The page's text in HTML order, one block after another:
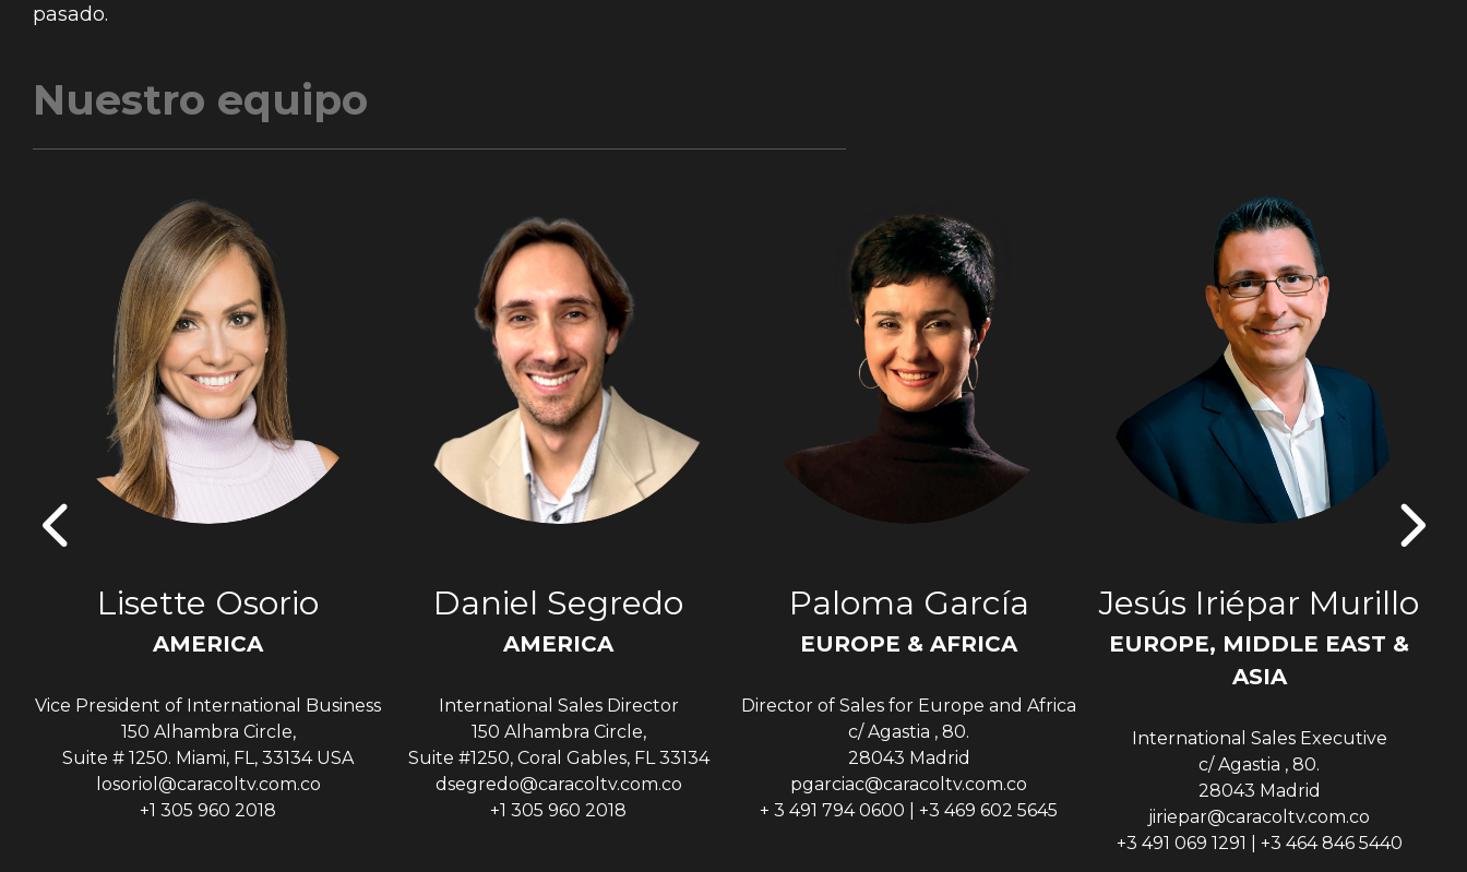
pasado.
Nuestro equipo
Lisette Osorio
AMERICA
Vice President of International Business
150 Alhambra Circle,
Suite # 1250. Miami, FL, 33134 USA
losoriol@caracoltv.com.co
+1 305 960 2018
Daniel Segredo
AMERICA
International Sales Director
150 Alhambra Circle,
Suite #1250, Coral Gables, FL 33134
dsegredo@caracoltv.com.co
+1 305 960 2018
Paloma García
EUROPE & AFRICA
Director of Sales for Europe and Africa
c/ Agastia , 80.
28043 Madrid
pgarciac@caracoltv.com.co
+ 3 491 794 0600 | +3 469 602 5645
Jesús Iriépar Murillo
EUROPE, MIDDLE EAST &
ASIA
International Sales Executive
c/ Agastia , 80.
28043 Madrid
jiriepar@caracoltv.com.co
+3 491 069 1291 | +3 464 846 5440